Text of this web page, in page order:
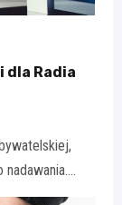
dla Radia